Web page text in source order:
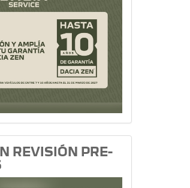
REVISIÓN PRE-